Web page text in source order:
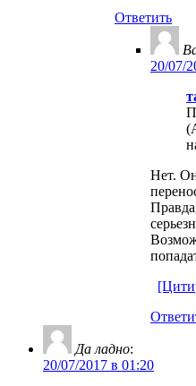
Ответить
20/07/
Нет.
Да ладно:
20/07/2017 в 01:20